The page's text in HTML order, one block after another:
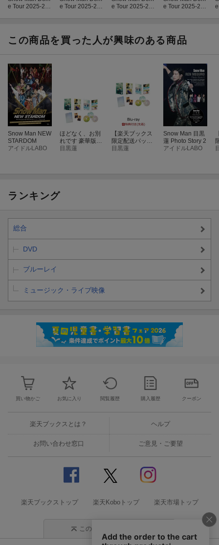
e Tour 2025-202
e Tour 2025-202
e Tour 2025-202
e Tour 2025-202
y】
この商品を買った人が興味のある商品
Snow Man NEW
STARDOM
アイドルLABO
ほどなく、お別
れです 豪華版
【Blu-ray】
目黒蓮
【楽天ブックス
限定配送パッ
ク】【先着特
目黒蓮
Snow Man 目黒
蓮 Photo Story 2
アイドルLABO
ランキング
総合
DVD
ブルーレイ
ミュージック・ライブ映像
買い物かご お気に入り 閲覧履歴 購入履歴 クーポン
楽天ブックスとは？ ヘルプ
お問い合わせ窓口 ご意見・ご要望
楽天ブックストップ 楽天Koboトップ 楽天市場トップ
このページの先頭に戻る